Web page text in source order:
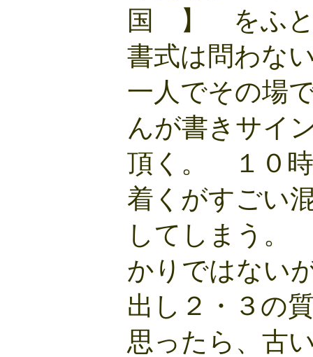
国 】 をふと
書式は問わな
一人でその場
んが書きサイ
頂く。 １０時
着くがすごい
してしまう。
かりではない
出し２・３の
思ったら、古